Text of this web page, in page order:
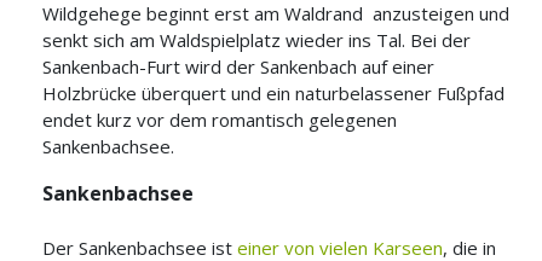
Wildgehege beginnt erst am Waldrand anzusteigen und
senkt sich am Waldspielplatz wieder ins Tal. Bei der
Sankenbach-Furt wird der Sankenbach auf einer
Holzbrücke überquert und ein naturbelassener Fußpfad
endet kurz vor dem romantisch gelegenen
Sankenbachsee.
Sankenbachsee
Der Sankenbachsee ist einer von vielen Karseen, die in